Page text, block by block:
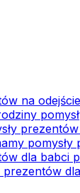
na
pomysły
dla babci
prezentów